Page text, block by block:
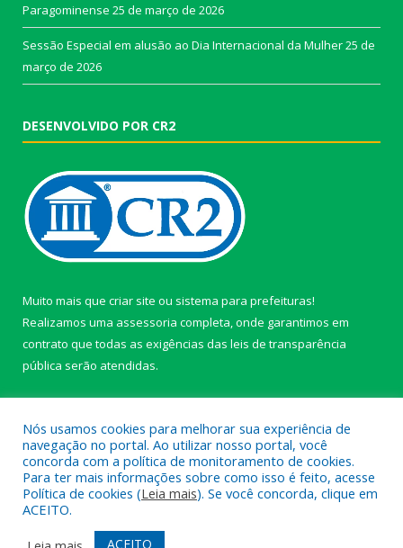
Paragominense 25 de março de 2026
Sessão Especial em alusão ao Dia Internacional da Mulher25 de
março de 2026
DESENVOLVIDO POR CR2
Muito mais que criar site ou sistema para prefeituras!
Realizamos uma assessoria completa, onde garantimos em
contrato que todas as exigências das leis de transparência
pública serão atendidas.
Todos os direitos reservados a câmara de Paragominas.
Mapa do Site Acessar Área Administrativa
Nós usamos cookies para melhorar sua experiência de
navegação no portal. Ao utilizar nosso portal, você
concorda com a política de monitoramento de cookies.
Para ter mais informações sobre como isso é feito, acesse
Política de cookies (Leia mais). Se você concorda, clique em
ACEITO.
ACEITO